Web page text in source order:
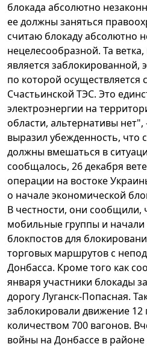
блокада абсолютно
ее должны заняться
считаю блокаду абсолютно
нецелесообразной. Та
является заблокированной,
по которой осуществляется
Счастьинской ТЭС. Это
электроэнергии на
области, альтернативы нет",
выразил убежденность, что
должны вмешаться в
сообщалось, 26 декабря
операции на востоке
о начале экономической
В честности, они сообщили,
мобильные группы и
блокпостов для
торговых маршрутов с
Донбасса. Кроме того как
января участники блокады
дорогу Луганск-Попасная.
заблокировали движение
количеством 700 вагонов.
войны на Донбассе в